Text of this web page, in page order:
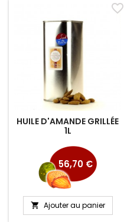
HUILE D'AMANDE GRILLÉE
1L
Prix
56,70 €
 Ajouter au panier
favorite_border